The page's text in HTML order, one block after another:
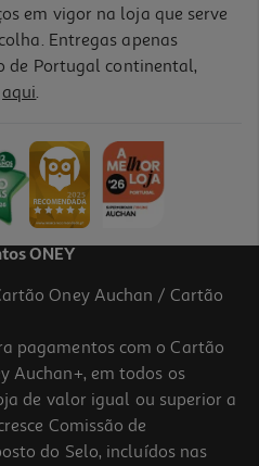
em vigor na loja que serve
Entregas apenas
de Portugal continental,
aqui.
ONEY
Oney Auchan / Cartão
pagamentos com o Cartão
Auchan+, em todos os
de valor igual ou superior a
Comissão de
do Selo, incluídos nas